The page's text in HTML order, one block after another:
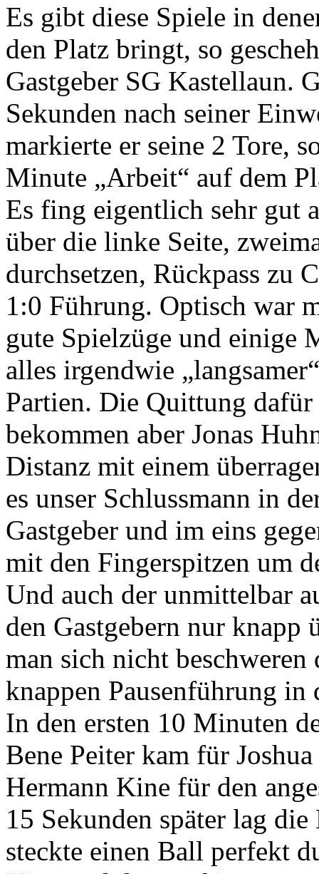
Es gibt diese Spiele in
den Platz bringt, so
Gastgeber SG Kastellaun.
Sekunden nach seiner
markierte er seine 2 Tore,
Minute „Arbeit“ auf dem
Es fing eigentlich sehr gut
über die linke Seite,
durchsetzen, Rückpass zu
1:0 Führung. Optisch war
gute Spielzüge und einige
alles irgendwie
Partien. Die Quittung
bekommen aber Jonas
Distanz mit einem
es unser Schlussmann in
Gastgeber und im eins
mit den Fingerspitzen um
Und auch der unmittelbar
den Gastgebern nur knapp
man sich nicht
knappen Pausenführung in
In den ersten 10 Minuten
Bene Peiter kam für
Hermann Kine für den
15 Sekunden später lag
steckte einen Ball perfekt